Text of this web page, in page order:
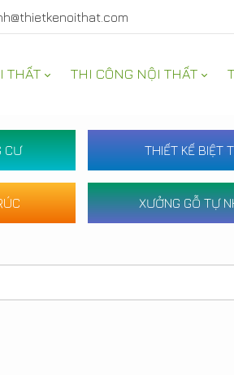
THẤT THI CÔNG NỘI THẤT
CƯ THIẾT KẾ BIỆT
XƯỞNG GỖ TỰ